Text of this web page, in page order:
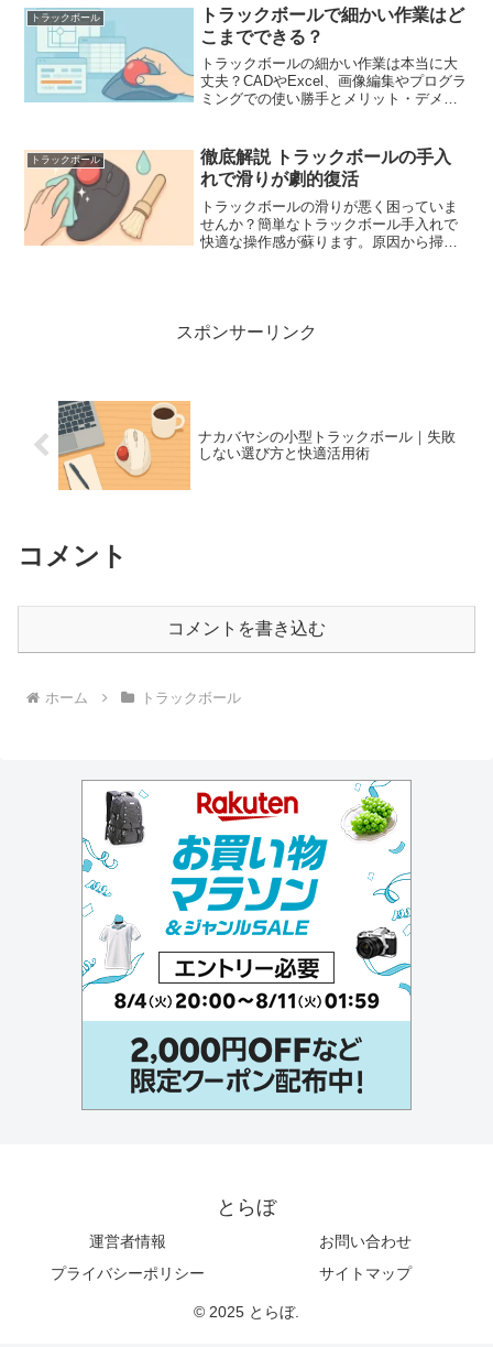
です。携帯性や静音性もチェックし、自
分に合う一台が分かります。
トラックボール
トラックボールで細かい作業はど
こまでできる？
トラックボールの細かい作業は本当に大
丈夫？CADやExcel、画像編集やプログラ
ミングでの使い勝手とメリット・デメリ
作業を快適にするポイントを解説しま
す。初心者でも失敗しにくい選び方も紹
介。
トラックボール
徹底解説 トラックボールの手入
れで滑りが劇的復活
トラックボールの滑りが悪く困っていま
せんか？簡単なトラックボール手入れで
快適な操作感が蘇ります。原因から掃除
スポンサーリンク
ナカバヤシの小型トラックボール｜失敗
しない選び方と快適活用術
コメント
コメントを書き込む
ホーム トラックボール
とらぼ
運営者情報
お問い合わせ
プライバシーポリシー
サイトマップ
© 2025 とらぼ.